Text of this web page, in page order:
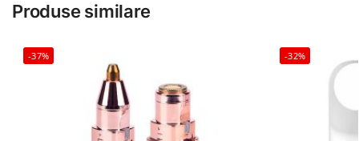
Produse similare
-37% -32%